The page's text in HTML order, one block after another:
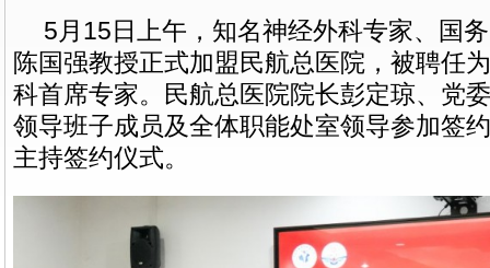
5月15日上午，知名神经外科专家、国
陈国强教授正式加盟民航总医院，被聘任
科首席专家。民航总医院院长彭定琼、党
领导班子成员及全体职能处室领导参加签
主持签约仪式。